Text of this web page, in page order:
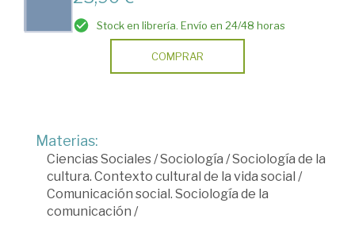
Stock en librería. Envío en 24/48 horas
COMPRAR
Materias:
Ciencias Sociales /Sociología /Sociología de la
cultura. Contexto cultural de la vida social /
Comunicación social. Sociología de la
comunicación /